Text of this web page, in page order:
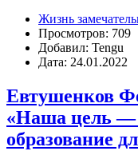
Жизнь
Просмотров: 709
Добавил: Tengu
Дата: 24.01.2022
Евтушенков
«Наша цель —
образование